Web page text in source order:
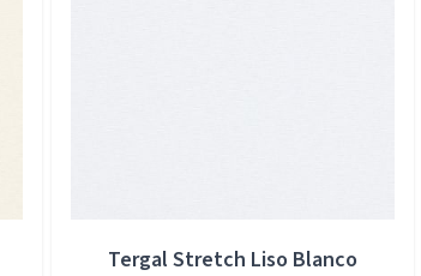
Tergal Stretch Liso Blanco